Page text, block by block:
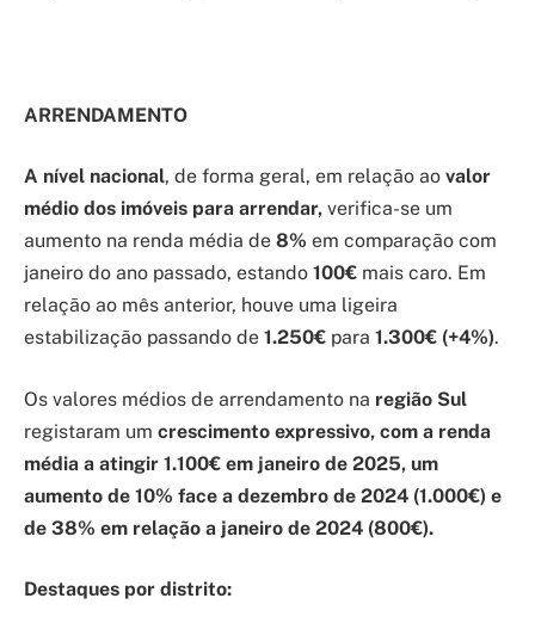
ARRENDAMENTO
A nível nacional, de forma geral, em relação ao valor
médio dos imóveis para arrendar, verifica-se um
aumento na renda média de 8% em comparação com
janeiro do ano passado, estando 100€ mais caro. Em
relação ao mês anterior, houve uma ligeira
estabilização passando de 1.250€ para 1.300€ (+4%).
Os valores médios de arrendamento na região Sul
registaram um crescimento expressivo, com a renda
média a atingir 1.100€ em janeiro de 2025, um
aumento de 10% face a dezembro de 2024 (1.000€) e
de 38% em relação a janeiro de 2024 (800€).
Destaques por distrito: